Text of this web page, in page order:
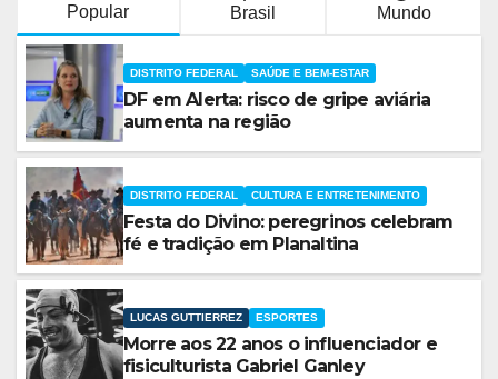
Popular Brasil Mundo
DISTRITO FEDERAL SAÚDE E BEM-ESTAR
DF em Alerta: risco de gripe aviária
aumenta na região
DISTRITO FEDERAL CULTURA E ENTRETENIMENTO
Festa do Divino: peregrinos celebram
fé e tradição em Planaltina
ESPORTES
LUCAS GUTTIERREZ
Morre aos 22 anos o influenciador e
fisiculturista Gabriel Ganley